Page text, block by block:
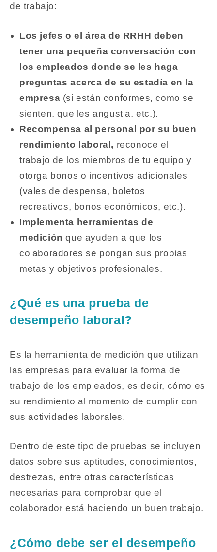
de trabajo:
Los jefes o el área de RRHH deben
tener una pequeña conversación con
los empleados donde se les haga
preguntas acerca de su estadía en la
empresa (si están conformes, como se
sienten, que les angustia, etc.).
Recompensa al personal por su buen
rendimiento laboral, reconoce el
trabajo de los miembros de tu equipo y
otorga bonos o incentivos adicionales
(vales de despensa, boletos
recreativos, bonos económicos, etc.).
Implementa herramientas de
mediciónque ayuden a que los
colaboradores se pongan sus propias
metas y objetivos profesionales.
¿Qué es una prueba de
desempeño laboral?
Es la herramienta de medición que utilizan
las empresas para evaluar la forma de
trabajo de los empleados, es decir, cómo es
su rendimiento al momento de cumplir con
sus actividades laborales.
Dentro de este tipo de pruebas se incluyen
datos sobre sus aptitudes, conocimientos,
destrezas, entre otras características
necesarias para comprobar que el
colaborador está haciendo un buen trabajo.
¿Cómo debe ser el desempeño